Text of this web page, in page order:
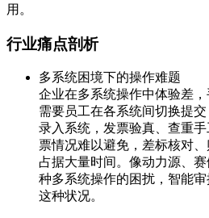
用。
行业痛点剖析
多系统困境下的操作难题
企业在多系统操作中体验差
需要员工在各系统间切换提
录入系统，发票验真、查重
票情况难以避免，差标核对
占据大量时间。像动力源、
种多系统操作的困扰，智能
这种状况。